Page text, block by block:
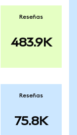
Reseñas
483.9K
Reseñas
75.8K